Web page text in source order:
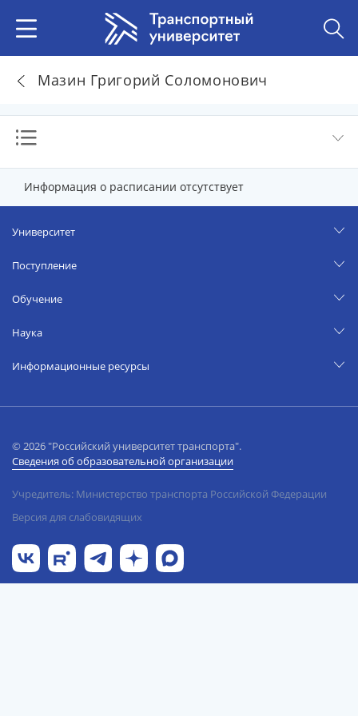
Мазин Григорий Соломонович
Информация о расписании отсутствует
Университет
Поступление
Обучение
Наука
Информационные ресурсы
© 2026 "Российский университет транспорта".
Сведения об образовательной организации
Учредитель: Министерство транспорта Российской Федерации
Версия для слабовидящих